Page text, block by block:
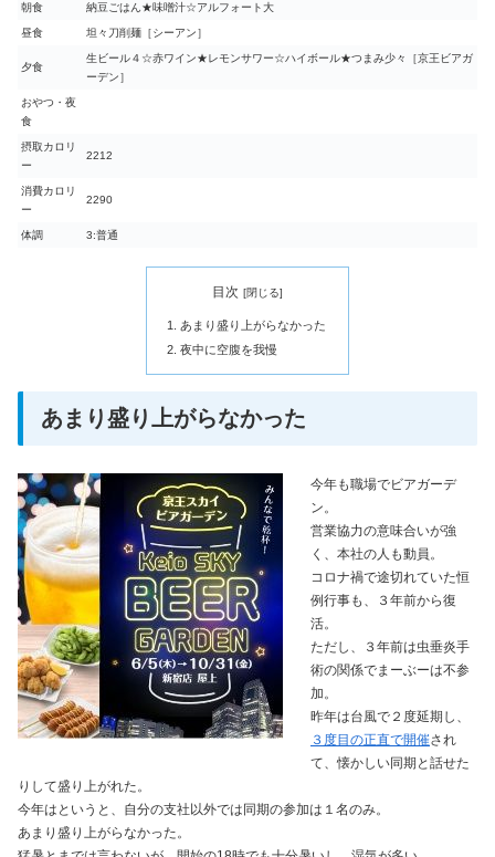
朝食 納豆ごはん★味噌汁☆アルフォート大
昼食 坦々刀削麺［シーアン］
夕食
生ビール４☆赤ワイン★レモンサワー☆ハイボール★つまみ少々［京王ビアガ
ーデン］
おやつ・夜
食
摂取カロリ
ー
2212
消費カロリ
ー
2290
体調 3:普通
目次
あまり盛り上がらなかった
夜中に空腹を我慢
あまり盛り上がらなかった
今年も職場でビアガーデ
ン。
営業協力の意味合いが強
く、本社の人も動員。
コロナ禍で途切れていた恒
例行事も、３年前から復
活。
ただし、３年前は虫垂炎手
術の関係でまーぶーは不参
加。
昨年は台風で２度延期し、
３度目の正直で開催され
て、懐かしい同期と話せた
りして盛り上がれた。
今年はというと、自分の支社以外では同期の参加は１名のみ。
あまり盛り上がらなかった。